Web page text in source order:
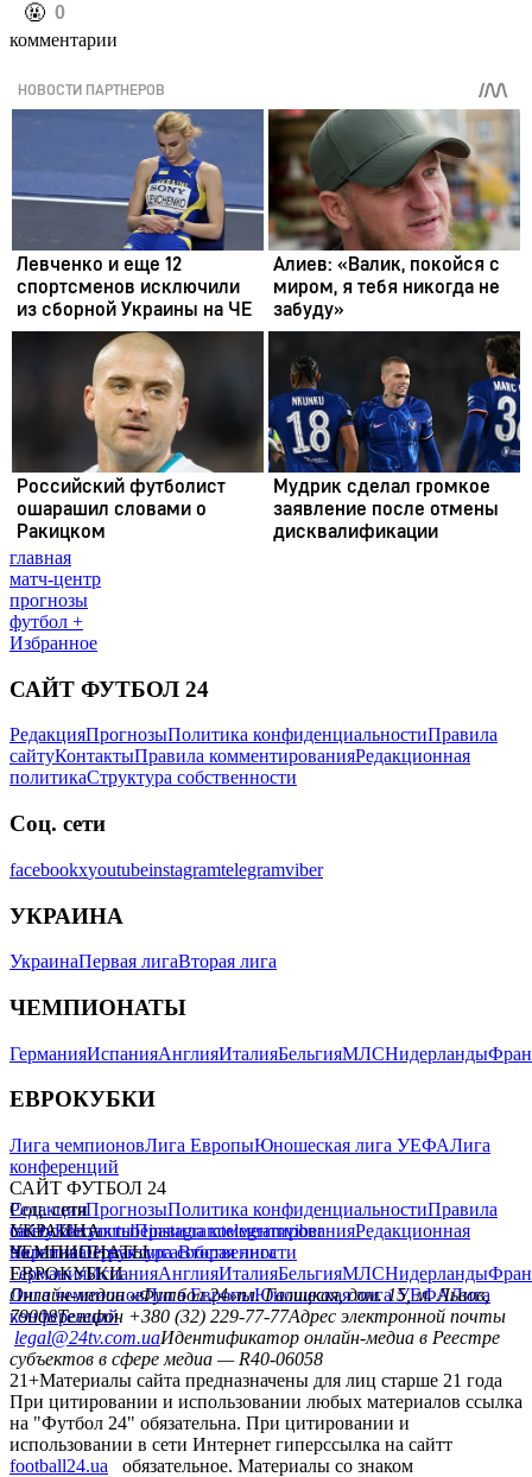
️🤬 0
комментарии
главная
матч-центр
прогнозы
футбол +
Избранное
САЙТ ФУТБОЛ 24
РедакцияПрогнозыПолитика конфиденциальностиПравила
сайтуКонтактыПравила комментированияРедакционная
политикаСтруктура собственности
Соц. сети
facebookxyoutubeinstagramtelegramviber
УКРАИНА
УкраинаПервая лигаВторая лига
ЧЕМПИОНАТЫ
ГерманияИспанияАнглияИталияБельгияМЛСНидерланды
ЕВРОКУБКИ
Лига чемпионовЛига ЕвропыЮношеская лига УЕФАЛига
конференций
САЙТ ФУТБОЛ 24
РедакцияПрогнозыПолитика конфиденциальностиПравила
сайтуКонтактыПравила комментированияРедакционная
политикаСтруктура собственности
Соц. сети
facebookxyoutubeinstagramtelegramviber
УКРАИНА
УкраинаПервая лигаВторая лига
ЧЕМПИОНАТЫ
ГерманияИспанияАнглияИталияБельгияМЛСНидерланды
ЕВРОКУБКИ
Лига чемпионовЛига ЕвропыЮношеская лига УЕФАЛига
конференций
Онлайн-медиа «Футбол 24»пл. Галицкая, дом. 15, м. Львов,
79008Телефон +380 (32) 229-77-77Адрес электронной почты
legal@24tv.com.uaИдентификатор онлайн-медиа в Реестре
субъектов в сфере медиа — R40-06058
21+Материалы сайта предназначены для лиц старше 21 года
При цитировании и использовании любых материалов ссылка
на "Футбол 24" обязательна. При цитировании и
использовании в сети Интернет гиперссылка на сайтт
football24.ua
обязательное. Материалы со знаком